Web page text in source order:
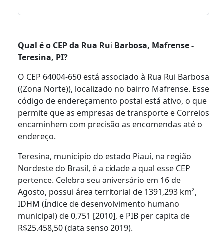
Qual é o CEP da Rua Rui Barbosa, Mafrense -
Teresina, PI?
O CEP 64004-650 está associado à Rua Rui Barbosa
((Zona Norte)), localizado no bairro Mafrense. Esse
código de endereçamento postal está ativo, o que
permite que as empresas de transporte e Correios
encaminhem com precisão as encomendas até o
endereço.
Teresina, município do estado Piauí, na região
Nordeste do Brasil, é a cidade a qual esse CEP
pertence. Celebra seu aniversário em 16 de
Agosto, possui área territorial de 1391,293 km²,
IDHM (Índice de desenvolvimento humano
municipal) de 0,751 [2010], e PIB per capita de
R$25.458,50 (data senso 2019).